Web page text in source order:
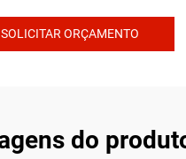
SOLICITAR ORÇAMENTO
do